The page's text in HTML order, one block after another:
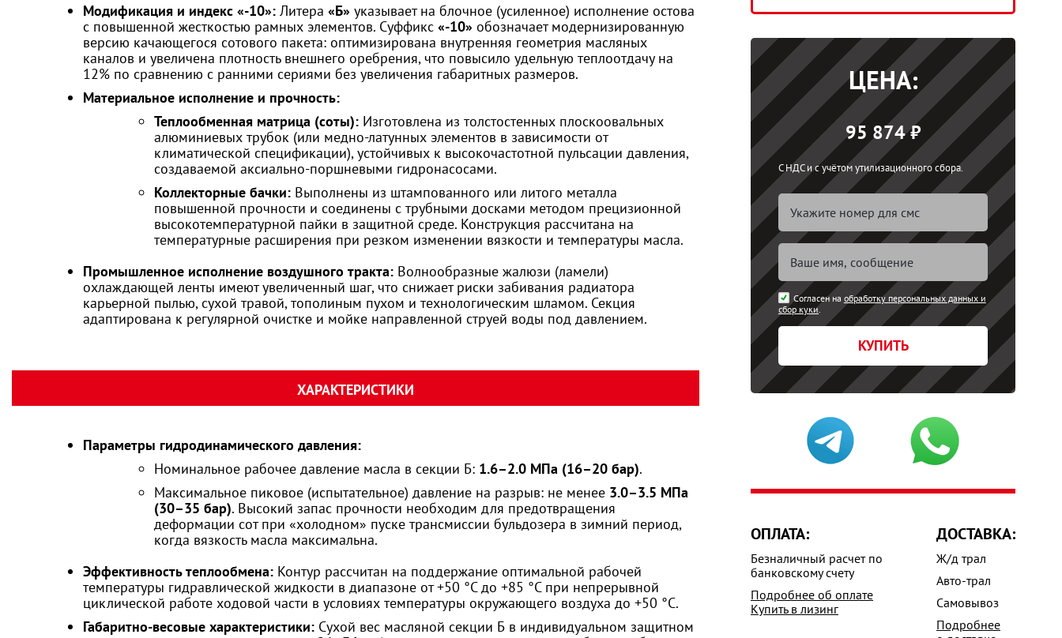
Модификация и индекс «-10»: Литера «Б» указывает на блочное (усиленное) исполнение остова
с повышенной жесткостью рамных элементов. Суффикс «-10» обозначает модернизированную
версию качающегося сотового пакета: оптимизирована внутренняя геометрия масляных
каналов и увеличена плотность внешнего оребрения, что повысило удельную теплоотдачу на
12% по сравнению с ранними сериями без увеличения габаритных размеров.
Материальное исполнение и прочность:
Теплообменная матрица (соты): Изготовлена из толстостенных плоскоовальных
алюминиевых трубок (или медно-латунных элементов в зависимости от
климатической спецификации), устойчивых к высокочастотной пульсации давления,
создаваемой аксиально-поршневыми гидронасосами.
Коллекторные бачки: Выполнены из штампованного или литого металла
повышенной прочности и соединены с трубными досками методом прецизионной
высокотемпературной пайки в защитной среде. Конструкция рассчитана на
температурные расширения при резком изменении вязкости и температуры масла.
Промышленное исполнение воздушного тракта: Волнообразные жалюзи (ламели)
охлаждающей ленты имеют увеличенный шаг, что снижает риски забивания радиатора
карьерной пылью, сухой травой, тополиным пухом и технологическим шламом. Секция
адаптирована к регулярной очистке и мойке направленной струей воды под давлением.
ХАРАКТЕРИСТИКИ
Параметры гидродинамического давления:
Номинальное рабочее давление масла в секции Б: 1.6–2.0 МПа (16–20 бар).
Максимальное пиковое (испытательное) давление на разрыв: не менее 3.0–3.5 МПа
(30–35 бар). Высокий запас прочности необходим для предотвращения
деформации сот при «холодном» пуске трансмиссии бульдозера в зимний период,
когда вязкость масла максимальна.
Эффективность теплообмена: Контур рассчитан на поддержание оптимальной рабочей
температуры гидравлической жидкости в диапазоне от +50 °C до +85 °C при непрерывной
циклической работе ходовой части в условиях температуры окружающего воздуха до +50 °C.
Габаритно-весовые характеристики: Сухой вес масляной секции Б в индивидуальном защитном
ЦЕНА:
95 874 ₽
С НДС и с учётом утилизационного сбора.
Согласен на обработку персональных данных и
сбор куки.
КУПИТЬ
ОПЛАТА:
Безналичный расчет по
банковскому счету
Подробнее об оплате
Купить в лизинг
ДОСТАВКА:
Ж/д трал
Авто-трал
Самовывоз
Подробнее